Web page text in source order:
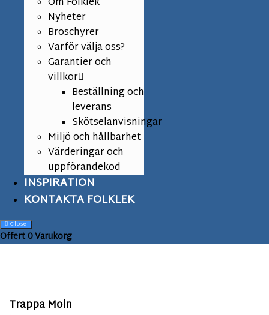
Nyheter
Broschyrer
Varför välja oss?
Garantier och
villkor
Beställning och
leverans
Skötselanvisningar
Miljö och hållbarhet
Värderingar och
uppförandekod
INSPIRATION
KONTAKTA FOLKLEK
Close
Offert0Varukorg
Trappa Moln